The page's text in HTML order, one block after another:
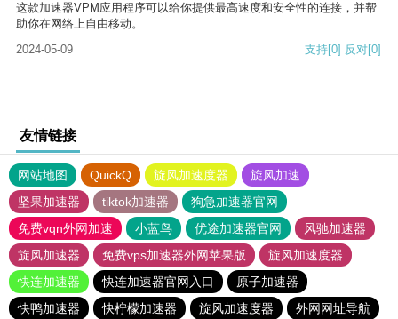
这款加速器VPM应用程序可以给你提供最高速度和安全性的连接，并帮
助你在网络上自由移动。
2024-05-09
支持[0] 反对[0]
友情链接
网站地图 QuickQ 旋风加速度器
旋风加速
坚果加速器
tiktok加速器
狗急加速器官网
免费vqn外网加速
小蓝鸟 优途加速器官网
风驰加速器
旋风加速器
免费vps加速器外网苹果版
旋风加速度器
快连加速器
快连加速器官网入口
原子加速器
快鸭加速器
快柠檬加速器 旋风加速度器 外网网址导航